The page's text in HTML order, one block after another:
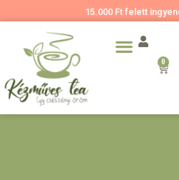
15.000 Ft felett
0